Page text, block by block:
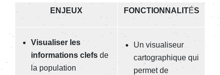
ENJEUX FONCTIONNALITÉS
Visualiser les
informations clefs de
la population
Un visualiseur
cartographique qui
permet de